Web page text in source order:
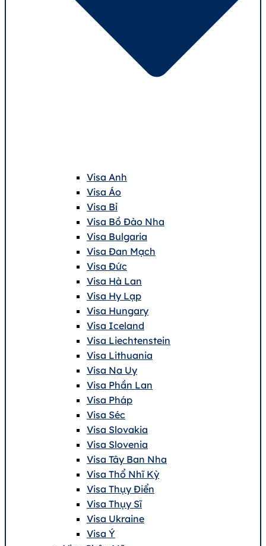
Visa Anh
Visa Áo
Visa Bỉ
Visa Bồ Đào Nha
Visa Bulgaria
Visa Đan Mạch
Visa Đức
Visa Hà Lan
Visa Hy Lạp
Visa Hungary
Visa Iceland
Visa Liechtenstein
Visa Lithuania
Visa Na Uy
Visa Phần Lan
Visa Pháp
Visa Séc
Visa Slovakia
Visa Slovenia
Visa Tây Ban Nha
Visa Thổ Nhĩ Kỳ
Visa Thụy Điển
Visa Thụy Sĩ
Visa Ukraine
Visa Ý